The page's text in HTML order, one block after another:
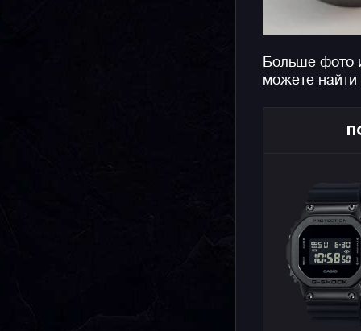
Больше фото
можете